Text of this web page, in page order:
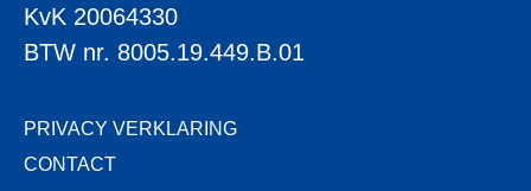
KvK 20064330
BTW nr. 8005.19.449.B.01
PRIVACY VERKLARING
CONTACT